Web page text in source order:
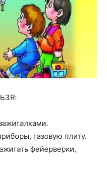
газовую плиту.
фейерверки,